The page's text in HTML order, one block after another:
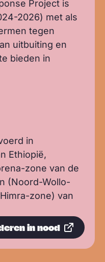
Project is
2026) met als
tegen
uitbuiting en
bieden in
in
Ethiopië,
zone van de
(Noord-Wollo-
zone) van
in nood